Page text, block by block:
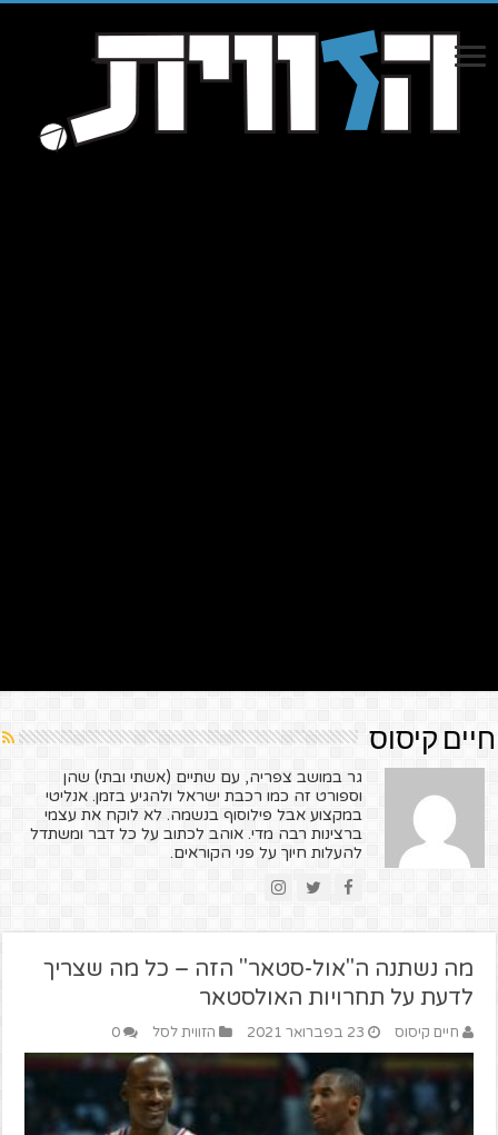
חיים קיסוס
גר במושב צפריה, עם שתיים (אשתי ובתי) שהן
וספורט זה כמו רכבת ישראל ולהגיע בזמן. אנליטי
במקצוע אבל פילוסוף בנשמה. לא לוקח את עצמי
ברצינות רבה מדי. אוהב לכתוב על כל דבר ומשתדל
להעלות חיוך על פני הקוראים.
מה נשתנה ה"אול-סטאר" הזה – כל מה שצריך
לדעת על תחרויות האולסטאר
חיים קיסוס 23 בפברואר 2021 הזווית לסל 0